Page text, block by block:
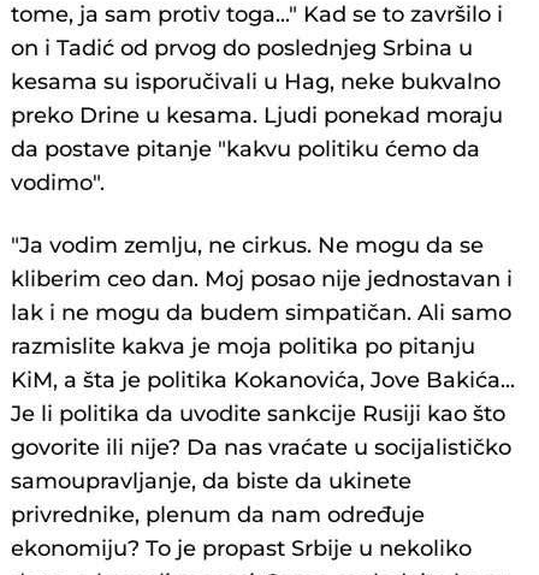
tome, ja sam protiv toga..." Kad se to završilo i
on i Tadić od prvog do poslednjeg Srbina u
kesama su isporučivali u Hag, neke bukvalno
preko Drine u kesama. Ljudi ponekad moraju
da postave pitanje "kakvu politiku ćemo da
vodimo".
"Ja vodim zemlju, ne cirkus. Ne mogu da se
kliberim ceo dan. Moj posao nije jednostavan i
lak i ne mogu da budem simpatičan. Ali samo
razmislite kakva je moja politika po pitanju
KiM, a šta je politika Kokanovića, Jove Bakića...
Je li politika da uvodite sankcije Rusiji kao što
govorite ili nije? Da nas vraćate u socijalističko
samoupravljanje, da biste da ukinete
privrednike, plenum da nam određuje
ekonomiju? To je propast Srbije u nekoliko